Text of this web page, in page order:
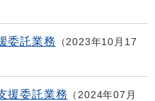
委託業務
2023年10月17
援委託業務
2024年07月